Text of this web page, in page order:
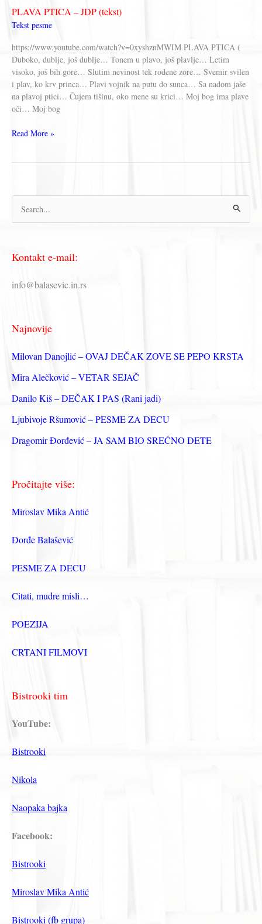
predstave
JDP
(ceo
album)
PLAVA PTICA – JDP (tekst)
Tekst pesme
https://www.youtube.com/watch?v=0xyshznMWIM PLAVA PTICA (
Duboko, dublje, još dublje… Tonem u plavo, još plavlje… Letim
visoko, još bih gore… Slutim nevinost tek rođene zore… Svemir svilen
i plav, ko krv princa… Plavi vojnik na putu do sunca… Sa nadom jaše
na plavoj ptici… Čujem tišinu, oko mene su krici… Moj bog ima plave
oči… Moj bog
PLAVA
Read More »
р
т
р
а
з
а
Kontakt e-mail:
info@balasevic.in.rs
Najnovije
Milovan Danojlić – OVAJ DEČAK ZOVE SE PEPO KRSTA
Mira Alečković – VETAR SEJAČ
Danilo Kiš – DEČAK I PAS (Rani jadi)
Ljubivoje Ršumović – PESME ZA DECU
Dragomir Đorđević – JA SAM BIO SREĆNO DETE
Pročitajte više:
Miroslav Mika Antić
Đorđe Balašević
PESME ZA DECU
Citati, mudre misli…
POEZIJA
CRTANI FILMOVI
Bistrooki tim
YouTube:
Bistrooki
Nikola
Naopaka bajka
Facebook:
Bistrooki
Miroslav Mika Antić
Bistrooki (fb grupa)